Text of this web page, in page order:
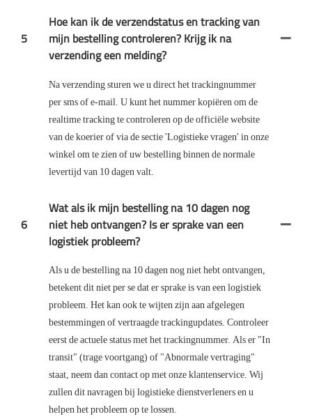
5
Hoe kan ik de verzendstatus en tracking van
mijn bestelling controleren? Krijg ik na
verzending een melding?
Na verzending sturen we u direct het trackingnummer
per sms of e-mail. U kunt het nummer kopiëren om de
realtime tracking te controleren op de officiële website
van de koerier of via de sectie 'Logistieke vragen' in onze
winkel om te zien of uw bestelling binnen de normale
levertijd van 10 dagen valt.
6
Wat als ik mijn bestelling na 10 dagen nog
niet heb ontvangen? Is er sprake van een
logistiek probleem?
Als u de bestelling na 10 dagen nog niet hebt ontvangen,
betekent dit niet per se dat er sprake is van een logistiek
probleem. Het kan ook te wijten zijn aan afgelegen
bestemmingen of vertraagde trackingupdates. Controleer
eerst de actuele status met het trackingnummer. Als er "In
transit" (trage voortgang) of "Abnormale vertraging"
staat, neem dan contact op met onze klantenservice. Wij
zullen dit navragen bij logistieke dienstverleners en u
helpen het probleem op te lossen.